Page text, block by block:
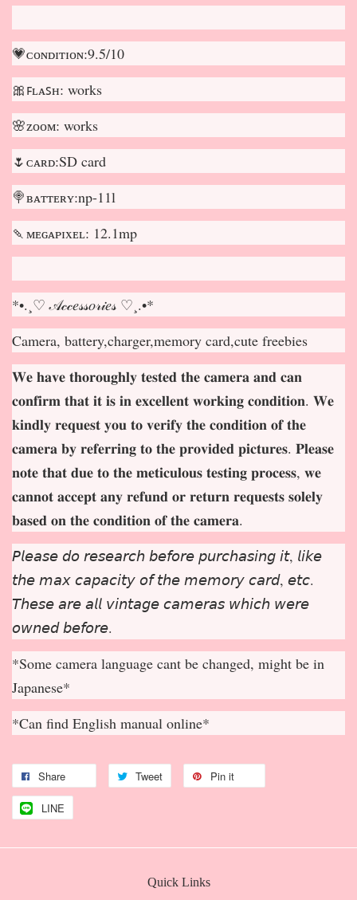
💗ᴄᴏɴᴅɪᴛɪᴏɴ:9.5/10
🎀ꜰʟᴀꜱʜ: works
🌸ᴢᴏᴏᴍ: works
🌷ᴄᴀʀᴅ:SD card
🍭ʙᴀᴛᴛᴇʀʏ:np-11l
🍡ᴍᴇɢᴀᴘɪxᴇʟ: 12.1mp
*•.¸♡ 𝒜𝒸𝒸𝑒𝓈𝓈𝑜𝓇𝒾𝑒𝓈 ♡¸.•*
Camera, battery,charger,memory card,cute freebies
𝐖𝐞 𝐡𝐚𝐯𝐞 𝐭𝐡𝐨𝐫𝐨𝐮𝐠𝐡𝐥𝐲 𝐭𝐞𝐬𝐭𝐞𝐝 𝐭𝐡𝐞 𝐜𝐚𝐦𝐞𝐫𝐚 𝐚𝐧𝐝 𝐜𝐚𝐧
𝐜𝐨𝐧𝐟𝐢𝐫𝐦 𝐭𝐡𝐚𝐭 𝐢𝐭 𝐢𝐬 𝐢𝐧 𝐞𝐱𝐜𝐞𝐥𝐥𝐞𝐧𝐭 𝐰𝐨𝐫𝐤𝐢𝐧𝐠 𝐜𝐨𝐧𝐝𝐢𝐭𝐢𝐨𝐧. 𝐖𝐞
𝐤𝐢𝐧𝐝𝐥𝐲 𝐫𝐞𝐪𝐮𝐞𝐬𝐭 𝐲𝐨𝐮 𝐭𝐨 𝐯𝐞𝐫𝐢𝐟𝐲 𝐭𝐡𝐞 𝐜𝐨𝐧𝐝𝐢𝐭𝐢𝐨𝐧 𝐨𝐟 𝐭𝐡𝐞
𝐜𝐚𝐦𝐞𝐫𝐚 𝐛𝐲 𝐫𝐞𝐟𝐞𝐫𝐫𝐢𝐧𝐠 𝐭𝐨 𝐭𝐡𝐞 𝐩𝐫𝐨𝐯𝐢𝐝𝐞𝐝 𝐩𝐢𝐜𝐭𝐮𝐫𝐞𝐬. 𝐏𝐥𝐞𝐚𝐬𝐞
𝐧𝐨𝐭𝐞 𝐭𝐡𝐚𝐭 𝐝𝐮𝐞 𝐭𝐨 𝐭𝐡𝐞 𝐦𝐞𝐭𝐢𝐜𝐮𝐥𝐨𝐮𝐬 𝐭𝐞𝐬𝐭𝐢𝐧𝐠 𝐩𝐫𝐨𝐜𝐞𝐬𝐬, 𝐰𝐞
𝐜𝐚𝐧𝐧𝐨𝐭 𝐚𝐜𝐜𝐞𝐩𝐭 𝐚𝐧𝐲 𝐫𝐞𝐟𝐮𝐧𝐝 𝐨𝐫 𝐫𝐞𝐭𝐮𝐫𝐧 𝐫𝐞𝐪𝐮𝐞𝐬𝐭𝐬 𝐬𝐨𝐥𝐞𝐥𝐲
𝐛𝐚𝐬𝐞𝐝 𝐨𝐧 𝐭𝐡𝐞 𝐜𝐨𝐧𝐝𝐢𝐭𝐢𝐨𝐧 𝐨𝐟 𝐭𝐡𝐞 𝐜𝐚𝐦𝐞𝐫𝐚.
𝘗𝘭𝘦𝘢𝘴𝘦 𝘥𝘰 𝘳𝘦𝘴𝘦𝘢𝘳𝘤𝘩 𝘣𝘦𝘧𝘰𝘳𝘦 𝘱𝘶𝘳𝘤𝘩𝘢𝘴𝘪𝘯𝘨 𝘪𝘵, 𝘭𝘪𝘬𝘦
𝘵𝘩𝘦 𝘮𝘢𝘹 𝘤𝘢𝘱𝘢𝘤𝘪𝘵𝘺 𝘰𝘧 𝘵𝘩𝘦 𝘮𝘦𝘮𝘰𝘳𝘺 𝘤𝘢𝘳𝘥, 𝘦𝘵𝘤.
𝘛𝘩𝘦𝘴𝘦 𝘢𝘳𝘦 𝘢𝘭𝘭 𝘷𝘪𝘯𝘵𝘢𝘨𝘦 𝘤𝘢𝘮𝘦𝘳𝘢𝘴 𝘸𝘩𝘪𝘤𝘩 𝘸𝘦𝘳𝘦
𝘰𝘸𝘯𝘦𝘥 𝘣𝘦𝘧𝘰𝘳𝘦.
*Some camera language cant be changed, might be in
Japanese*
*Can find English manual online*
Share Tweet Pin it
LINE
Quick Links